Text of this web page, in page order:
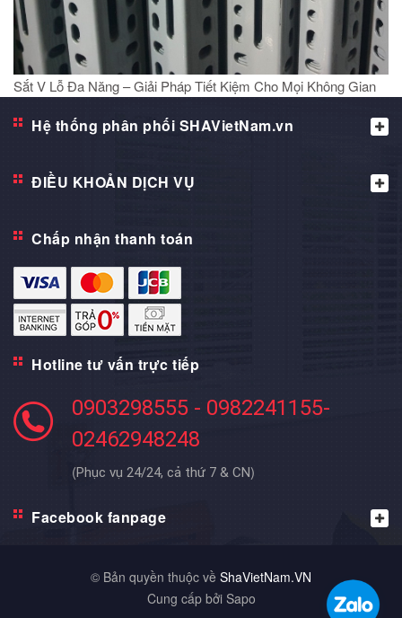
Sắt V Lỗ Đa Năng – Giải Pháp Tiết Kiệm Cho Mọi Không Gian
Hệ thống phân phối SHAVietNam.vn
ĐIỀU KHOẢN DỊCH VỤ
Chấp nhận thanh toán
Hotline tư vấn trực tiếp
0903298555 - 0982241155-
02462948248
(Phục vụ 24/24, cả thứ 7 & CN)
Facebook fanpage
© Bản quyền thuộc về ShaVietNam.VN
Cung cấp bởi Sapo